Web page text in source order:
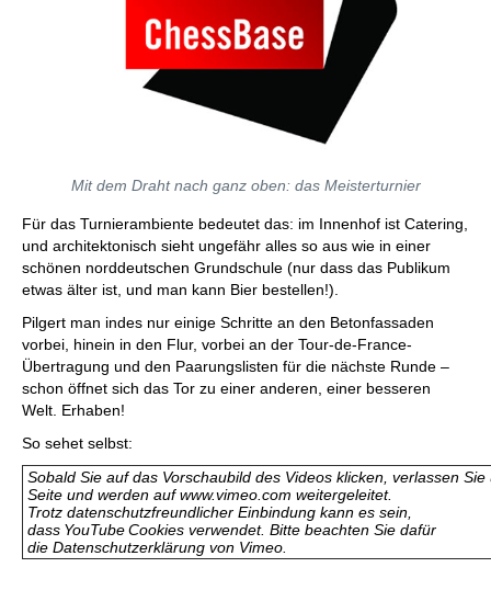
Mit dem Draht nach ganz oben: das Meisterturnier
Für das Turnierambiente bedeutet das: im Innenhof ist Catering,
und architektonisch sieht ungefähr alles so aus wie in einer
schönen norddeutschen Grundschule (nur dass das Publikum
etwas älter ist, und man kann Bier bestellen!).
Pilgert man indes nur einige Schritte an den Betonfassaden
vorbei, hinein in den Flur, vorbei an der Tour-de-France-
Übertragung und den Paarungslisten für die nächste Runde –
schon öffnet sich das Tor zu einer anderen, einer besseren
Welt. Erhaben!
So sehet selbst:
Sobald Sie auf das Vorschaubild des Videos klicken, verlassen Sie
Seite und werden auf www.vimeo.com weitergeleitet.
Trotz datenschutzfreundlicher Einbindung kann es sein,
dass YouTube Cookies verwendet. Bitte beachten Sie dafür
die Datenschutzerklärung von Vimeo.